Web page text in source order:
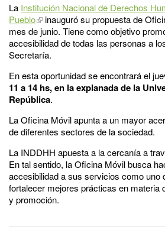
La Institución Nacional de Derechos
Pueblo
inauguró su propuesta de
mes de junio. Tiene como objetivo
accesibilidad de todas las personas a
Secretaría.
En esta oportunidad se encontrará el
11 a 14 hs, en la explanada de la
República.
La Oficina Móvil apunta a un mayor
de diferentes sectores de la sociedad.
La INDDHH apuesta a la cercanía a
En tal sentido, la Oficina Móvil busca
accesibilidad a sus servicios como uno
fortalecer mejores prácticas en materia
y promoción.